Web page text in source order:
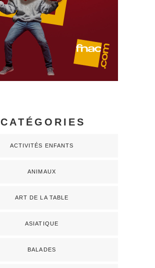
CATÉGORIES
ACTIVITÉS ENFANTS
ANIMAUX
ART DE LA TABLE
ASIATIQUE
BALADES